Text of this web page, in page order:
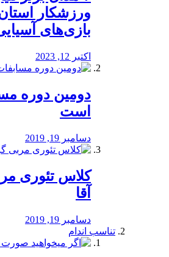
ورزشکار استان
بازی‌های
اکتبر 12, 2023
دومین دوره
است
دسامبر 19, 2019
آقا
دسامبر 19, 2019
تناسب اندام